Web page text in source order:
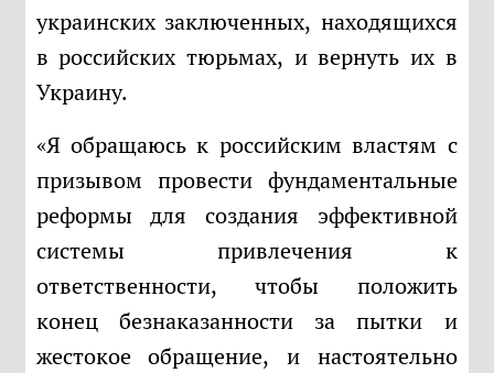
украинских заключенных, находящихся
в российских тюрьмах, и вернуть их в
Украину.
«Я обращаюсь к российским властям с
призывом провести фундаментальные
реформы для создания эффективной
системы привлечения к
ответственности, чтобы положить
конец безнаказанности за пытки и
жестокое обращение, и настоятельно